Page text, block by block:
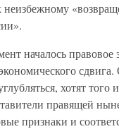
неизбежному
началось правовое
сдвига.
хотят того
правящей
признаки и